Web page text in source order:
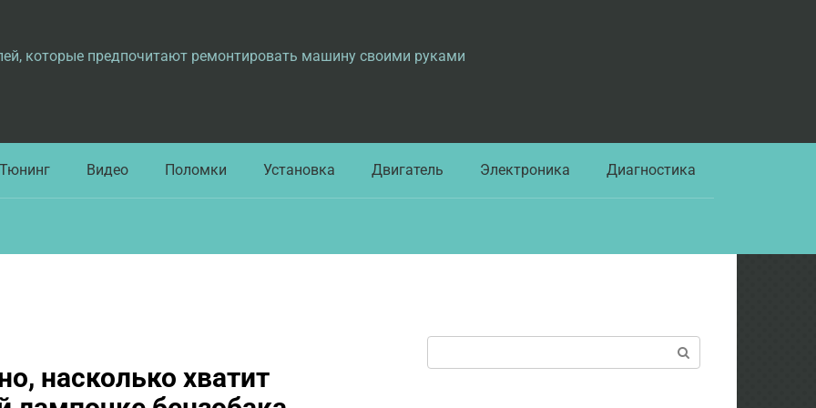
которые предпочитают ремонтировать машину своими руками
Тюнинг Видео Поломки Установка Двигатель Электроника Диагностика
насколько хватит